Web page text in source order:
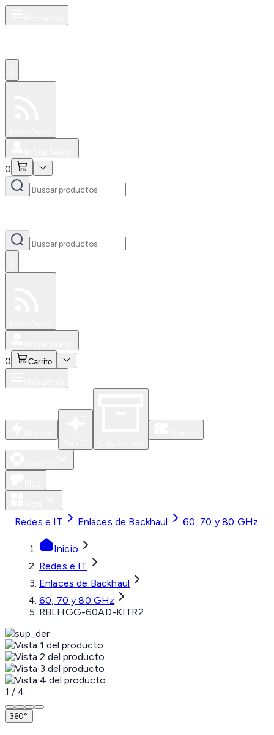
0
0 Carrito
Redes e IT Enlaces de Backhaul 60, 70 y 80 GHz
Inicio
Redes e IT
Enlaces de Backhaul
60, 70 y 80 GHz
RBLHGG-60AD-KITR2
1 / 4
360°